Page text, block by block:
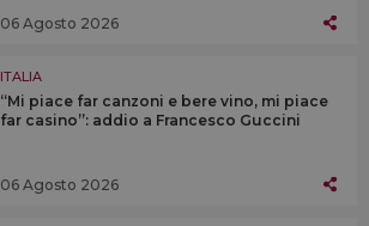
06 Agosto 2026
ITALIA
“Mi piace far canzoni e bere vino, mi piace
far casino”: addio a Francesco Guccini
06 Agosto 2026